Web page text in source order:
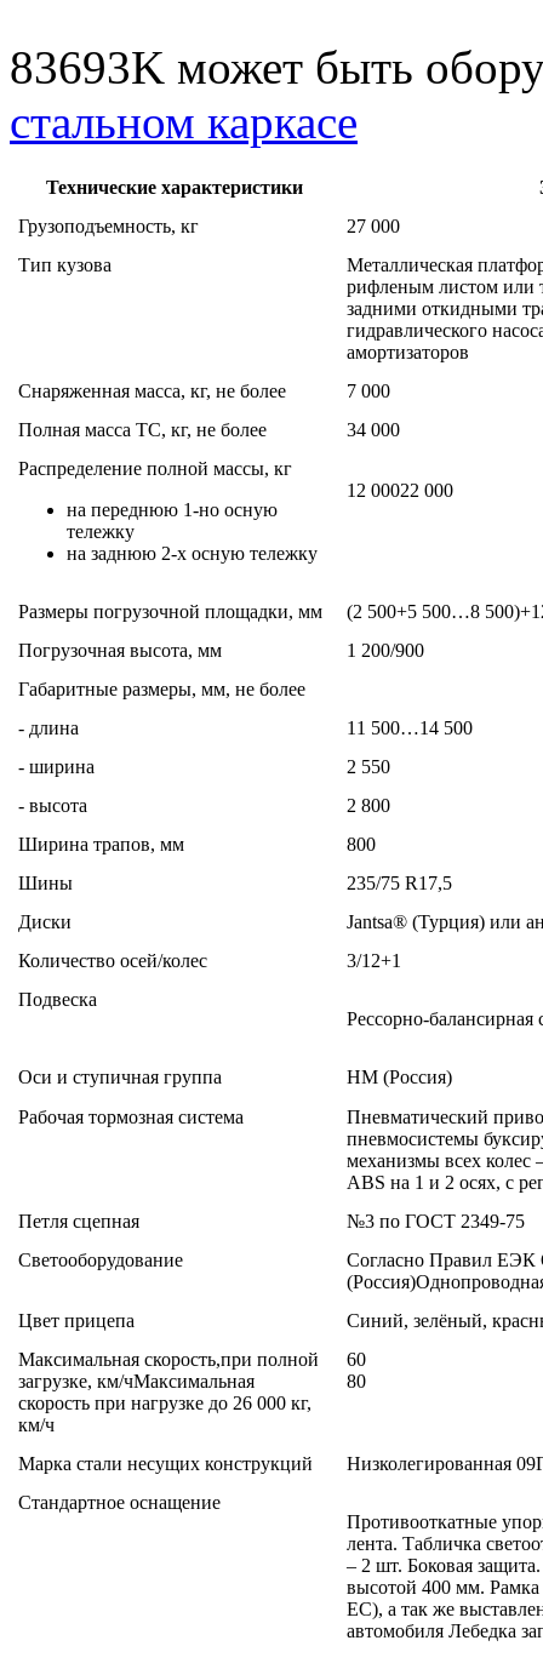
83693K может быть
стальном каркасе
Технические характеристики
Грузоподъемность, кг
27 000
Тип кузова
Металлическая
рифленым листом или
задними откидными
гидравлического
амортизаторов
Снаряженная масса, кг, не более
7 000
Полная масса ТС, кг, не более
34 000
Распределение полной массы, кг
на переднюю 1-но осную
тележку
на заднюю 2-х осную тележку
12 00022 000
Размеры погрузочной площадки, мм
(2 500+5 500…8
Погрузочная высота, мм
1 200/900
Габаритные размеры, мм, не более
- длина
11 500…14 500
- ширина
2 550
- высота
2 800
Ширина трапов, мм
800
Шины
235/75 R17,5
Диски
Jantsa® (Турция) или
Количество осей/колес
3/12+1
Подвеска
Рессорно-
Оси и ступичная группа
НМ (Россия)
Рабочая тормозная система
Пневматический
пневмосистемы
механизмы всех колес
АBS на 1 и 2 осях, с
Петля сцепная
№3 по ГОСТ 2349-75
Светооборудование
Согласно Правил
(Россия)
Цвет прицепа
Синий, зелёный,
Максимальная скорость,при полной
загрузке, км/чМаксимальная
скорость при нагрузке до 26 000 кг,
км/ч
60
80
Марка стали несущих конструкций
Низколегированная
Стандартное оснащение
Противооткатные
лента. Табличка
– 2 шт. Боковая
высотой 400 мм. Рамка
ЕС), а так же
автомобиля Лебедка